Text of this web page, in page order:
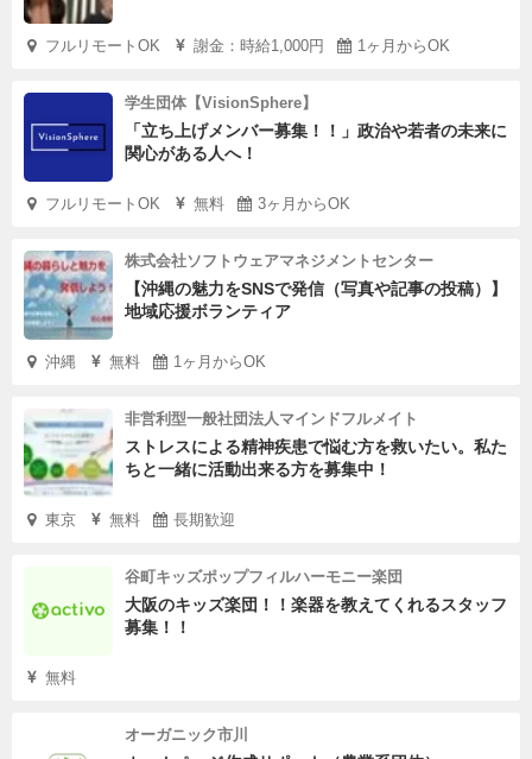
フルリモートOK 謝金：時給1,000円 1ヶ月からOK
学生団体【VisionSphere】
「立ち上げメンバー募集！！」政治や若者の未来に
関心がある人へ！
フルリモートOK 無料 3ヶ月からOK
株式会社ソフトウェアマネジメントセンター
【沖縄の魅力をSNSで発信（写真や記事の投稿）】
地域応援ボランティア
沖縄 無料 1ヶ月からOK
非営利型一般社団法人マインドフルメイト
ストレスによる精神疾患で悩む方を救いたい。私た
ちと一緒に活動出来る方を募集中！
東京 無料 長期歓迎
谷町キッズポップフィルハーモニー楽団
大阪のキッズ楽団！！楽器を教えてくれるスタッフ
募集！！
無料
オーガニック市川